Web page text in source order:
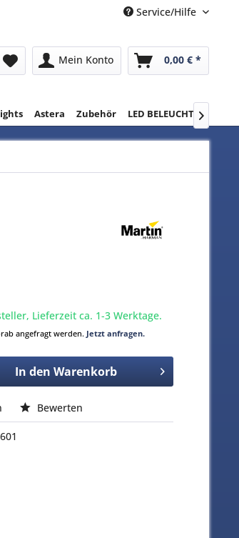
Service/Hilfe
Mein Konto 0,00 € *
Astera Zubehör LED BELEUCHTUNG

Lieferzeit ca. 1-3 Werktage.
angefragt werden. Jetzt anfragen.
In den Warenkorb
Bewerten